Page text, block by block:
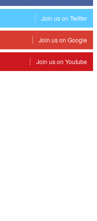
Join us on Twitter
Join us on Google
Join us on Youtube